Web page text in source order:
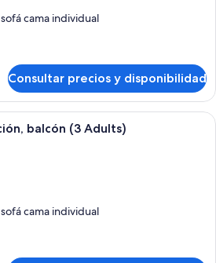
cama individual
Consultar precios y disponibilidad
Una habitación moderna con una
balcón (3 Adults)
cama individual